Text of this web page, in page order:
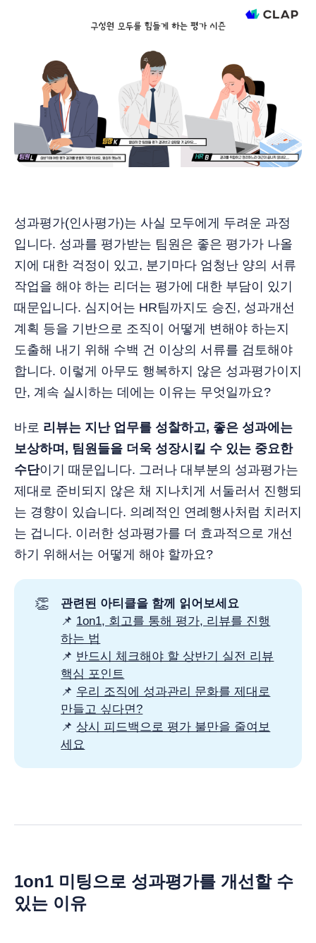
성과평가(인사평가)는 사실 모두에게 두려운 과정
입니다. 성과를 평가받는 팀원은 좋은 평가가 나올
지에 대한 걱정이 있고, 분기마다 엄청난 양의 서류
작업을 해야 하는 리더는 평가에 대한 부담이 있기
때문입니다. 심지어는 HR팀까지도 승진, 성과개선
계획 등을 기반으로 조직이 어떻게 변해야 하는지
도출해 내기 위해 수백 건 이상의 서류를 검토해야
합니다. 이렇게 아무도 행복하지 않은 성과평가이지
만, 계속 실시하는 데에는 이유는 무엇일까요?
바로 리뷰는 지난 업무를 성찰하고, 좋은 성과에는
보상하며, 팀원들을 더욱 성장시킬 수 있는 중요한
수단이기 때문입니다. 그러나 대부분의 성과평가는
제대로 준비되지 않은 채 지나치게 서둘러서 진행되
는 경향이 있습니다. 의례적인 연례행사처럼 치러지
는 겁니다. 이러한 성과평가를 더 효과적으로 개선
하기 위해서는 어떻게 해야 할까요?
👏
관련된 아티클을 함께 읽어보세요
📌 1on1, 회고를 통해 평가, 리뷰를 진행
하는 법
📌 반드시 체크해야 할 상반기 실전 리뷰
핵심 포인트
📌 우리 조직에 성과관리 문화를 제대로
만들고 싶다면?
📌 상시 피드백으로 평가 불만을 줄여보
세요
1on1 미팅으로 성과평가를 개선할 수
있는 이유